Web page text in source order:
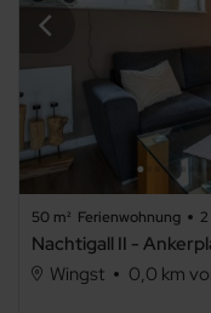
50 m² Ferienwohnung
Nachtigall II -
Wingst
0,0 km